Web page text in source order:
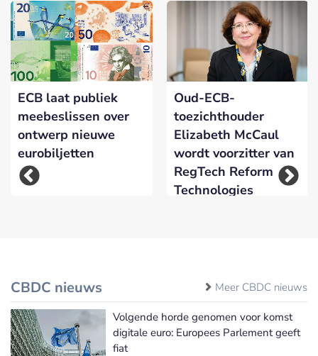
ECB laat publiek
meebeslissen over
ontwerp nieuwe
eurobiljetten
Oud-ECB-
toezichthouder
Elizabeth McCaul
wordt voorzitter van
RegTech Reform
Technologies
CBDC nieuws Meer CBDC nieuws
Volgende horde genomen voor komst
digitale euro: Europees Parlement geeft
fiat